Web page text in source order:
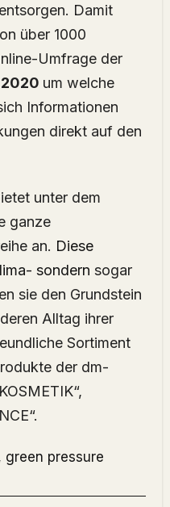
Damit
über 1000
Umfrage der
2020 um welche
Informationen
direkt auf den
unter dem
ganze
an. Diese
sondern sogar
sie den Grundstein
Alltag ihrer
Sortiment
der dm-